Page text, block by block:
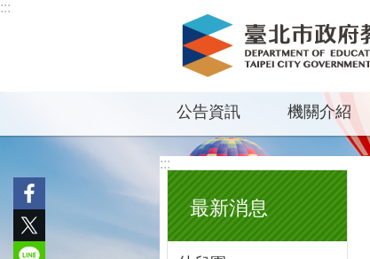
跳到主要內容區塊
:::
公告資訊 機關介紹
:::
最新消息